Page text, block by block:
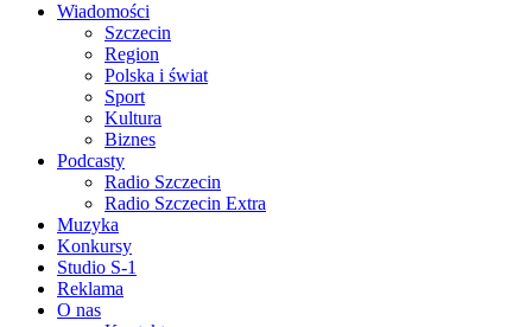
Wiadomości
Szczecin
Region
Polska i świat
Sport
Kultura
Biznes
Podcasty
Radio Szczecin
Radio Szczecin Extra
Muzyka
Konkursy
Studio S-1
Reklama
O nas